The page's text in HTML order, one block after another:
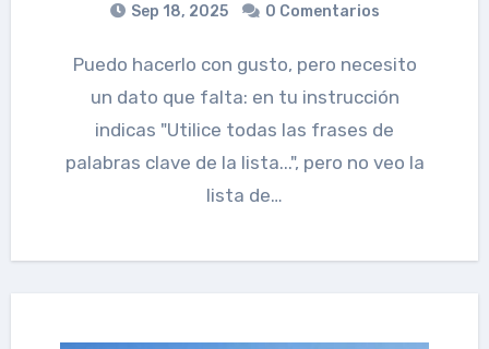
Sep 18, 2025 0 Comentarios
Puedo hacerlo con gusto, pero necesito
un dato que falta: en tu instrucción
indicas "Utilice todas las frases de
palabras clave de la lista...", pero no veo la
lista de…